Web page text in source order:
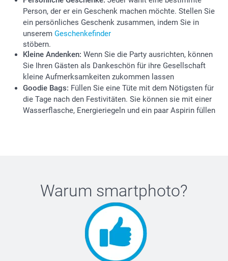
Person, der er ein Geschenk machen möchte. Stellen Sie
ein persönliches Geschenk zusammen, indem Sie in
unserem Geschenkefinder
stöbern.
Kleine Andenken: Wenn Sie die Party ausrichten, können
Sie Ihren Gästen als Dankeschön für ihre Gesellschaft
kleine Aufmerksamkeiten zukommen lassen
Goodie Bags: Füllen Sie eine Tüte mit dem Nötigsten für
die Tage nach den Festivitäten. Sie können sie mit einer
Wasserflasche, Energieriegeln und ein paar Aspirin füllen
Warum smartphoto?